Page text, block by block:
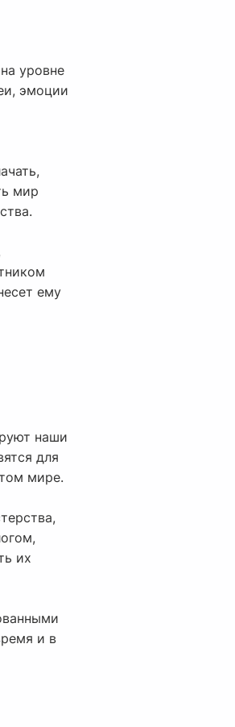
уровне
эмоции
мир
ему
наши
для
мире.
их
и в